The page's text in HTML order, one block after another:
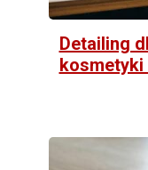
Detailing
kosmetyki